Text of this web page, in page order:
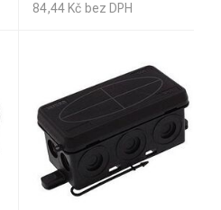
84,44 Kč bez DPH